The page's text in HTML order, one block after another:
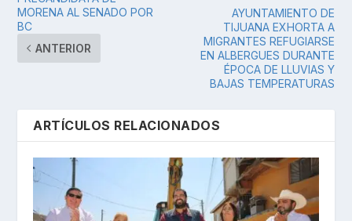
MORENA AL SENADO POR
BC
ANTERIOR
AYUNTAMIENTO DE
TIJUANA EXHORTA A
MIGRANTES REFUGIARSE
EN ALBERGUES DURANTE
ÉPOCA DE LLUVIAS Y
BAJAS TEMPERATURAS
ARTÍCULOS RELACIONADOS